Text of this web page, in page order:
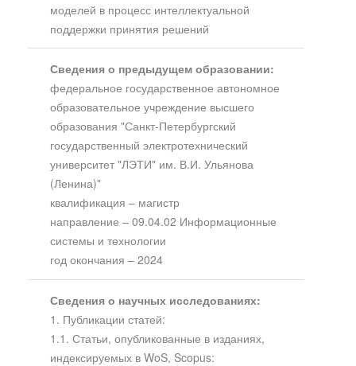
моделей в процесс интеллектуальной
поддержки принятия решений
Сведения о предыдущем образовании:
федеральное государственное автономное
образовательное учреждение высшего
образования "Санкт-Петербургский
государственный электротехнический
университет "ЛЭТИ" им. В.И. Ульянова
(Ленина)"
квалификация – магистр
направление – 09.04.02 Информационные
системы и технологии
год окончания – 2024
Сведения о научных исследованиях:
1. Публикации статей:
1.1. Статьи, опубликованные в изданиях,
индексируемых в WoS, Scopus: